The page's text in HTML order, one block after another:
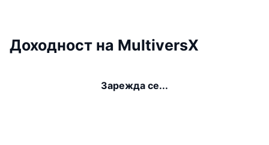
Доходност на MultiversX
Зарежда се...